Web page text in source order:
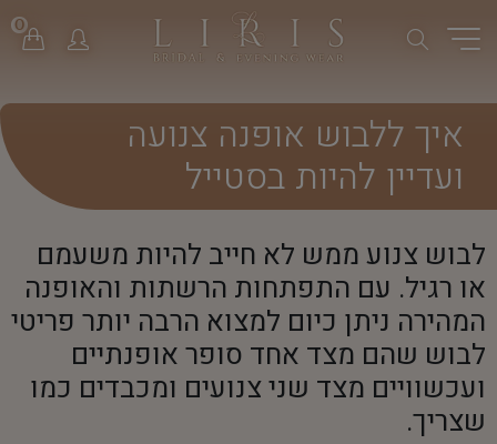
0
איך ללבוש אופנה צנועה
ועדיין להיות בסטייל
לבוש צנוע ממש לא חייב להיות משעמם
או רגיל. עם התפתחות הרשתות והאופנה
המהירה ניתן כיום למצוא הרבה יותר פריטי
לבוש שהם מצד אחד סופר אופנתיים
ועכשוויים מצד שני צנועים ומכבדים כמו
שצריך.